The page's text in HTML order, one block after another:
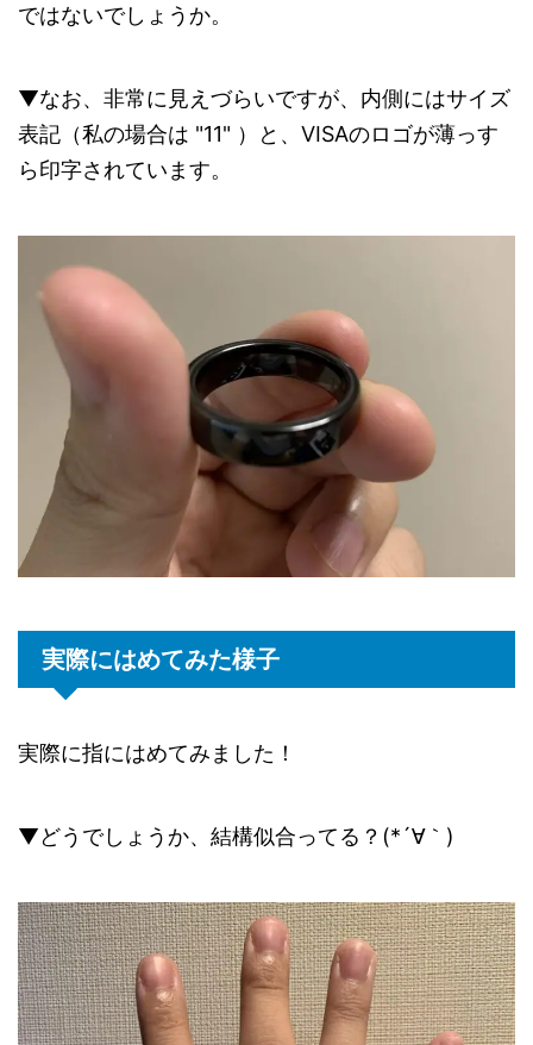
ではないでしょうか。
▼なお、非常に見えづらいですが、内側にはサイズ
表記（私の場合は "11" ）と、VISAのロゴが薄っす
ら印字されています。
実際にはめてみた様子
実際に指にはめてみました！
▼どうでしょうか、結構似合ってる？(*´∀｀)